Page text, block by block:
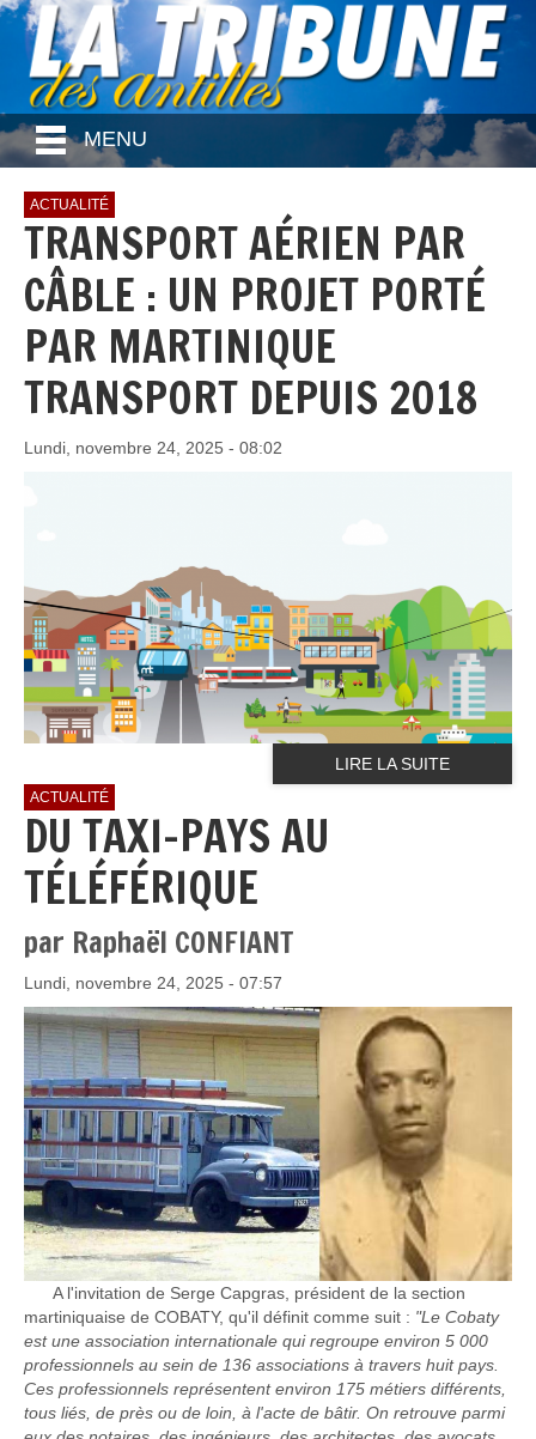
MENU
ACTUALITÉ
TRANSPORT AÉRIEN PAR
CÂBLE : UN PROJET PORTÉ
PAR MARTINIQUE
TRANSPORT DEPUIS 2018
Lundi, novembre 24, 2025 - 08:02
LIRE LA SUITE
ACTUALITÉ
DU TAXI-PAYS AU
TÉLÉFÉRIQUE
par Raphaël CONFIANT
Lundi, novembre 24, 2025 - 07:57
A l'invitation de Serge Capgras, président de la section
martiniquaise de COBATY, qu'il définit comme suit : "Le Cobaty
est une association internationale qui regroupe environ 5 000
professionnels au sein de 136 associations à travers huit pays.
Ces professionnels représentent environ 175 métiers différents,
tous liés, de près ou de loin, à l'acte de bâtir. On retrouve parmi